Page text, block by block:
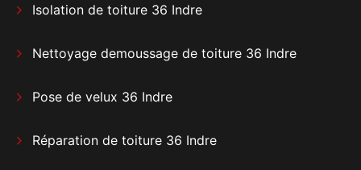
Isolation de toiture 36 Indre
Nettoyage demoussage de toiture 36 Indre
Pose de velux 36 Indre
Réparation de toiture 36 Indre